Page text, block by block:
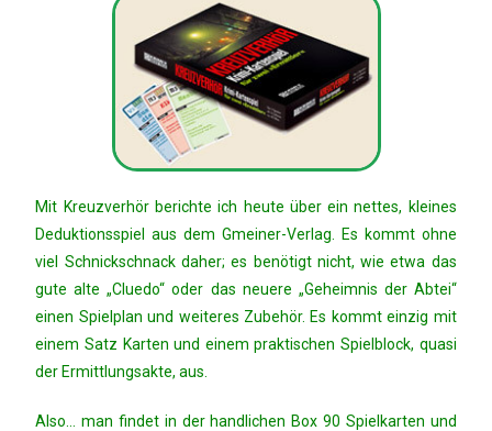
Mit Kreuzverhör berichte ich heute über ein nettes, kleines
Deduktionsspiel aus dem Gmeiner-Verlag. Es kommt ohne
viel Schnickschnack daher; es benötigt nicht, wie etwa das
gute alte „Cluedo“ oder das neuere „Geheimnis der Abtei“
einen Spielplan und weiteres Zubehör. Es kommt einzig mit
einem Satz Karten und einem praktischen Spielblock, quasi
der Ermittlungsakte, aus.
Also… man findet in der handlichen Box 90 Spielkarten und